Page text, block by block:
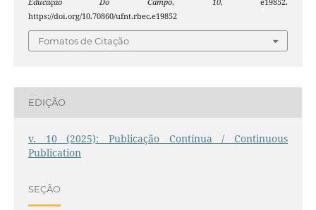
Educação Do Campo, 10, e19852.
https://doi.org/10.70860/ufnt.rbec.e19852
Fomatos de Citação
EDIÇÃO
v. 10 (2025): Publicação Contínua / Continuous
Publication
SEÇÃO